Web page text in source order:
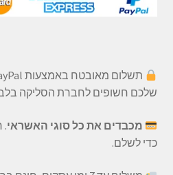
שלכם חשופים לחברת הסליקה
מכבדים את כל סוגי האשראי
כדי לשלם.